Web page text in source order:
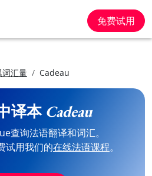
免费试用
词汇量 Cadeau
译本 Cadeau
查询法语翻译和词汇。
试用我们的在线法语课程。